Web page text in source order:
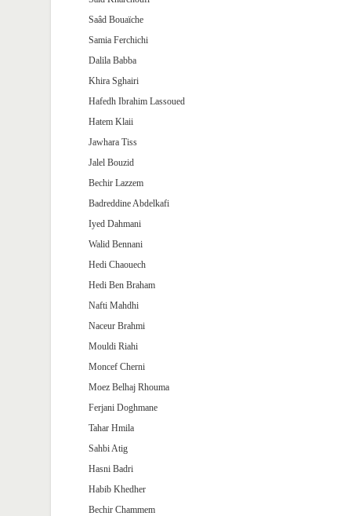
Saâd Bouaïche
Samia Ferchichi
Dalila Babba
Khira Sghairi
Hafedh Ibrahim Lassoued
Hatem Klaii
Jawhara Tiss
Jalel Bouzid
Bechir Lazzem
Badreddine Abdelkafi
Iyed Dahmani
Walid Bennani
Hedi Chaouech
Hedi Ben Braham
Nafti Mahdhi
Naceur Brahmi
Mouldi Riahi
Moncef Cherni
Moez Belhaj Rhouma
Ferjani Doghmane
Tahar Hmila
Sahbi Atig
Hasni Badri
Habib Khedher
Bechir Chammem